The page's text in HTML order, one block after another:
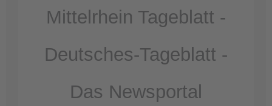
Mittelrhein Tageblatt -
Deutsches-Tageblatt -
Das Newsportal